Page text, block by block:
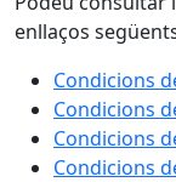
enllaços
Condicions
Condicions
Condicions
Condicions